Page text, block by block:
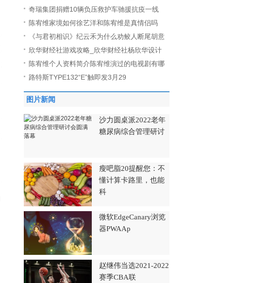
奇瑞集团捐赠10辆负压救护车驰援抗疫一线
陈宥维家境如何徐艺洋和陈宥维是真情侣吗
《与君初相识》纪云禾为什么劝鲛人断尾胡意
欣华财经社游戏攻略_欣华财经社杨欣华设计
陈宥维个人资料简介陈宥维演过的电视剧有哪
路特斯TYPE132“E”触即发3月29
图片新闻
沙力圆桌派2022老年
糖尿病综合管理研讨
瘦吧脂20提醒您：不
懂计算卡路里，也能
科
微软EdgeCanary浏览
器PWAAp
赵继伟当选2021-2022
赛季CBA联